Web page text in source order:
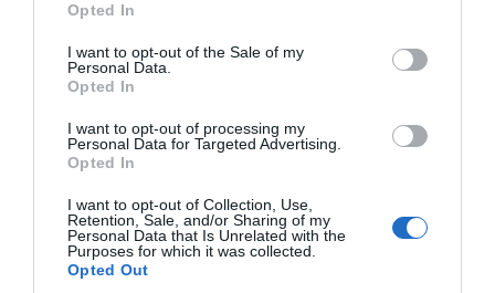
Opted In
I want to opt-out of the Sale of my
Personal Data.
Opted In
I want to opt-out of processing my
Personal Data for Targeted Advertising.
Opted In
I want to opt-out of Collection, Use,
Retention, Sale, and/or Sharing of my
Personal Data that Is Unrelated with the
Purposes for which it was collected.
Opted Out